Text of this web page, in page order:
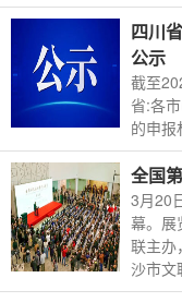
四川
公示
截至
省:各
的申报
全国
3月20
幕。展
联主办
沙市文